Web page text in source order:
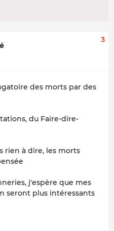
3
des morts par des
du Faire-dire-
rien à dire, les morts
j'espère que mes
seront plus intéressants